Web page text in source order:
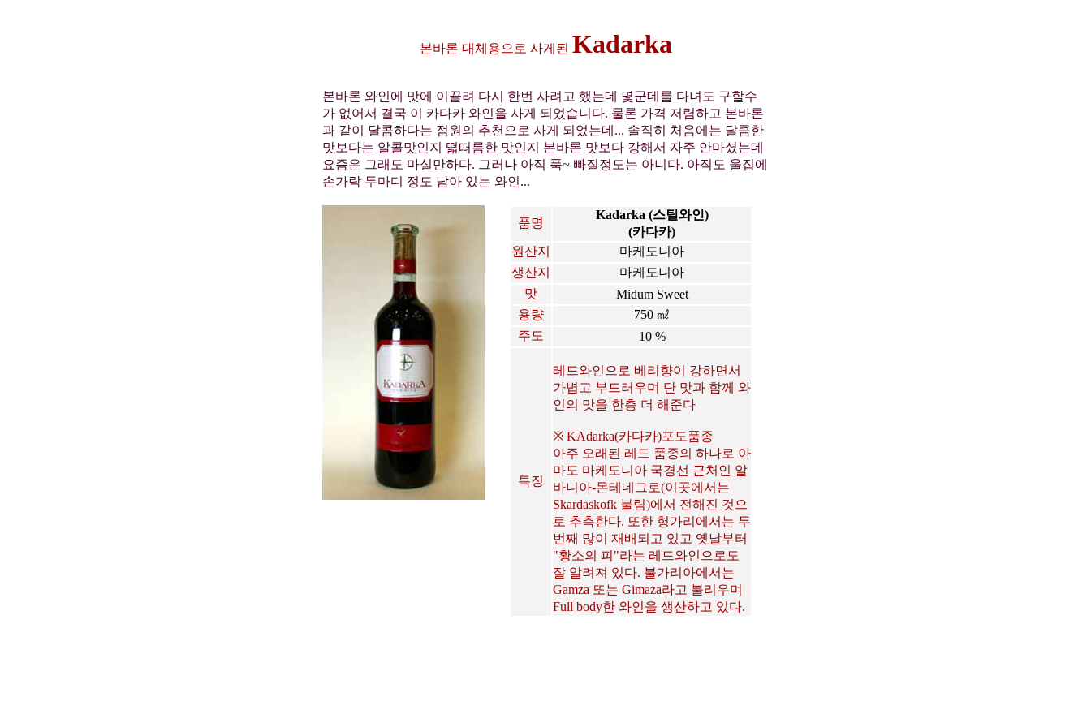
본바론 대체용으로 사게된 Kadarka
본바론 와인에 맛에 이끌려 다시 한번 사려고 했는데 몇군데를 다녀도 구할수
가 없어서 결국 이 카다카 와인을 사게 되었습니다. 물론 가격 저렴하고 본바론
과 같이 달콤하다는 점원의 추천으로 사게 되었는데... 솔직히 처음에는 달콤한
맛보다는 알콜맛인지 떫떠름한 맛인지 본바론 맛보다 강해서 자주 안마셨는데
요즘은 그래도 마실만하다. 그러나 아직 푹~ 빠질정도는 아니다. 아직도 울집에
손가락 두마디 정도 남아 있는 와인...
품명
Kadarka (스틸와인)
(카다카)
원산지
마케도니아
생산지
마케도니아
맛
Midum Sweet
용량
750 ㎖
주도
10 %
특징
레드와인으로 베리향이 강하면서
가볍고 부드러우며 단 맛과 함께 와
인의 맛을 한층 더 해준다
※ KAdarka(카다카)포도품종
아주 오래된 레드 품종의 하나로 아
마도 마케도니아 국경선 근처인 알
바니아-몬테네그로(이곳에서는
Skardaskofk 불림)에서 전해진 것으
로 추측한다. 또한 헝가리에서는 두
번째 많이 재배되고 있고 옛날부터
"황소의 피"라는 레드와인으로도
잘 알려져 있다. 불가리아에서는
Gamza 또는 Gimaza라고 불리우며
Full body한 와인을 생산하고 있다.